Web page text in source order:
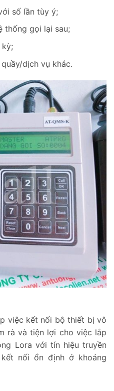
số lần tùy ý;
thống gọi lại sau;
kỳ;
dịch vụ khác.
việc kết nối bộ thiết bị vô
rà và tiện lợi cho việc lắp
Lora với tín hiệu truyền
nối ổn định ở khoảng